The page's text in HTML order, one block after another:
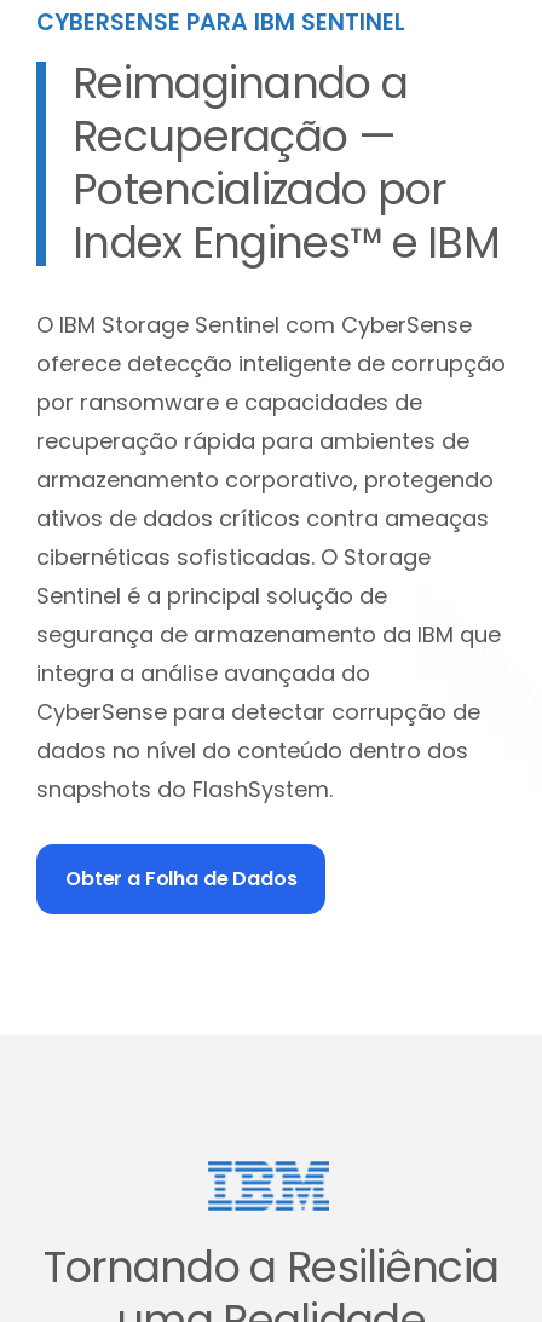
CYBERSENSE PARA IBM SENTINEL
Reimaginando a
Recuperação —
Potencializado por
Index Engines™ e IBM
O IBM Storage Sentinel com CyberSense
oferece detecção inteligente de corrupção
por ransomware e capacidades de
recuperação rápida para ambientes de
armazenamento corporativo, protegendo
ativos de dados críticos contra ameaças
cibernéticas sofisticadas. O Storage
Sentinel é a principal solução de
segurança de armazenamento da IBM que
integra a análise avançada do
CyberSense para detectar corrupção de
dados no nível do conteúdo dentro dos
snapshots do FlashSystem.
Obter a Folha de Dados
Tornando a Resiliência